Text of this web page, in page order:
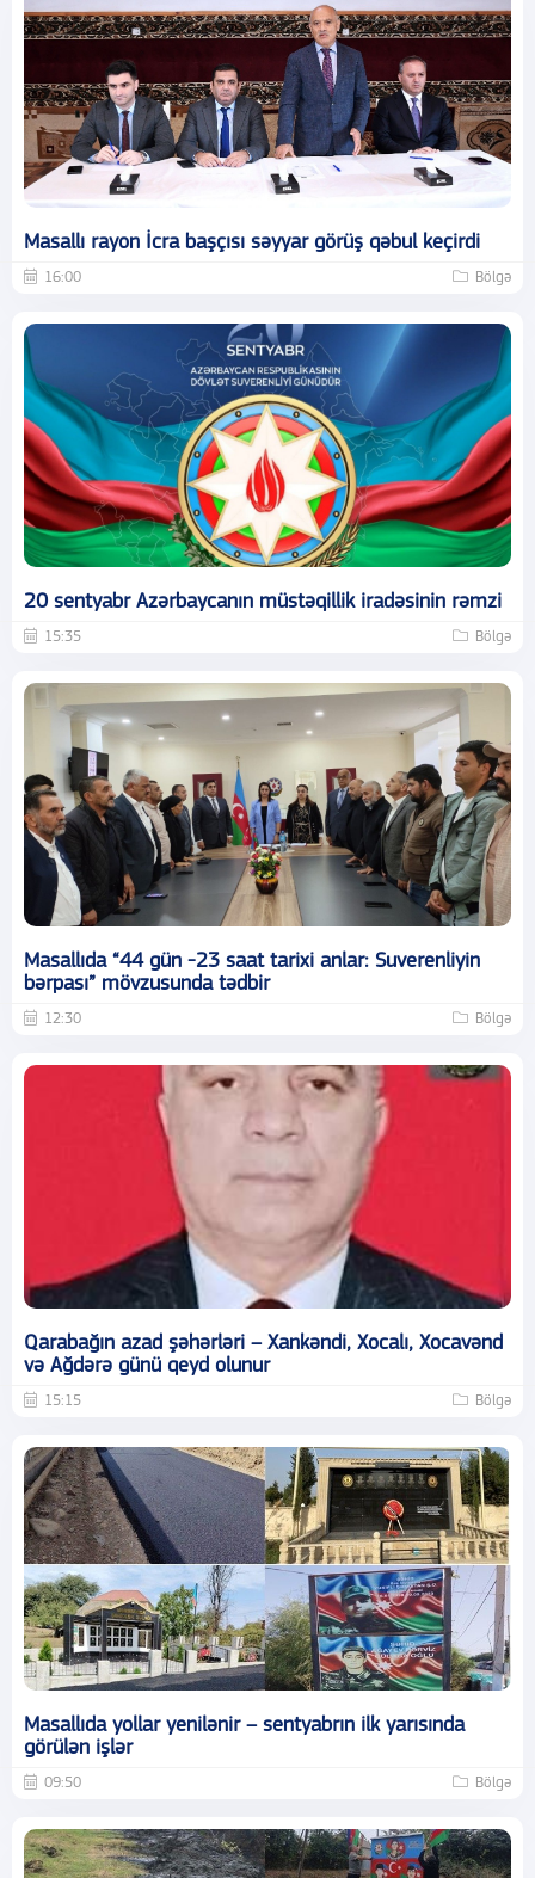
Masallı rayon İcra başçısı səyyar görüş qəbul keçirdi
16:00 Bölgə
20 sentyabr Azərbaycanın müstəqillik iradəsinin rəmzi
15:35 Bölgə
Masallıda “44 gün -23 saat tarixi anlar: Suverenliyin
bərpası” mövzusunda tədbir
12:30 Bölgə
Qarabağın azad şəhərləri – Xankəndi, Xocalı, Xocavənd
və Ağdərə günü qeyd olunur
15:15 Bölgə
Masallıda yollar yenilənir – sentyabrın ilk yarısında
görülən işlər
09:50 Bölgə